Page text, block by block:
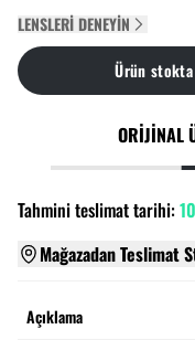
LENSLERI DENEYIN
Ürün
ORİJİNAL
Tahmini teslimat tarihi:
Mağazadan Teslimat
Açıklama